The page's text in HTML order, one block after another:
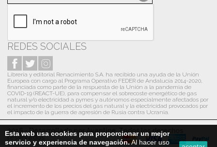
2016 - Desarrollado por Avantine. Todos los derechos
reservados
REDES SOCIALES
Librería y editorial Renacimiento S.A. ha recibido una ayuda de la Unión
Europea con cargo al Programa Operativo FEDER de Andalucía 2014-2020,
financiada como parte de la respuesta de la Unión a la pandemia de
COVID-19 (REACT-UE), para compensar el sobrecoste energético de gas
natural y/o electricidad a pymes y autónomos especialmente afectados por
el incremento de los precios del gas natural y la electricidad provocados por
el impacto de la guerra de agresión de Rusia contra Ucrania.
Esta web usa cookies para proporcionar un mejor
servicio y experiencia de navegación.Al hacer uso